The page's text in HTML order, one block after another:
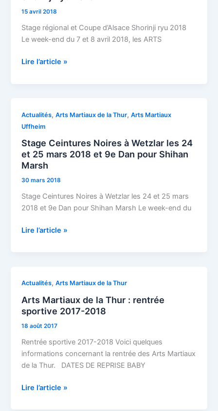
15 avril 2018
Stage régional et Coupe d’Alsace Shorinji ryu 2018
Le week-end du 7 et 8 avril 2018, les ARTS
Coupe
d’Alsace
Shorinji
ryu
Lire l’article »
Actualités,Arts Martiaux de la Thur,Arts Martiaux
Uffheim
Stage Ceintures Noires à Wetzlar les 24
et 25 mars 2018 et 9e Dan pour Shihan
Marsh
30 mars 2018
Stage Ceintures Noires à Wetzlar les 24 et 25 mars
2018 et 9e Dan pour Shihan Marsh Le week-end du
Stage
Ceintures
à
Wetzlar
24
et
25
2018
Marsh
Lire l’article »
Actualités,Arts Martiaux de la Thur
Arts Martiaux de la Thur : rentrée
sportive 2017-2018
18 août 2017
Rentrée sportive 2017-2018 Voici quelques
informations concernant la rentrée des Arts Martiaux
de la Thur. DATES DE REPRISE BABY
Arts
de
la
Thur
:
rentrée
sportive
2018
Lire l’article »